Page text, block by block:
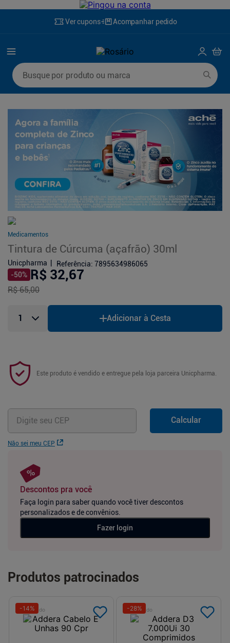
Ver cupons Acompanhar pedido
Busque por produto ou marca
Medicamentos
Tintura de Cúrcuma (açafrão) 30ml
Unicpharma Referência: 7895634986065
-50% R$ 32,67
R$ 65,00
Adicionar à Cesta
Este produto é vendido e entregue pela loja parceira Unicpharma
Não sei meu CEP
Calcular
Descontos pra você
Faça login para saber quando você tiver descontos
personalizados e de convênios.
Fazer login
Produtos patrocinados
Patrocinado
-14% Patrocinado
-28%
Termos mais buscados
3º
la roche posay
4º
fralda
lenço umedecido
fralda xg
8º
rosuvastatina 20mg
9º
fralda g
10º ozivy